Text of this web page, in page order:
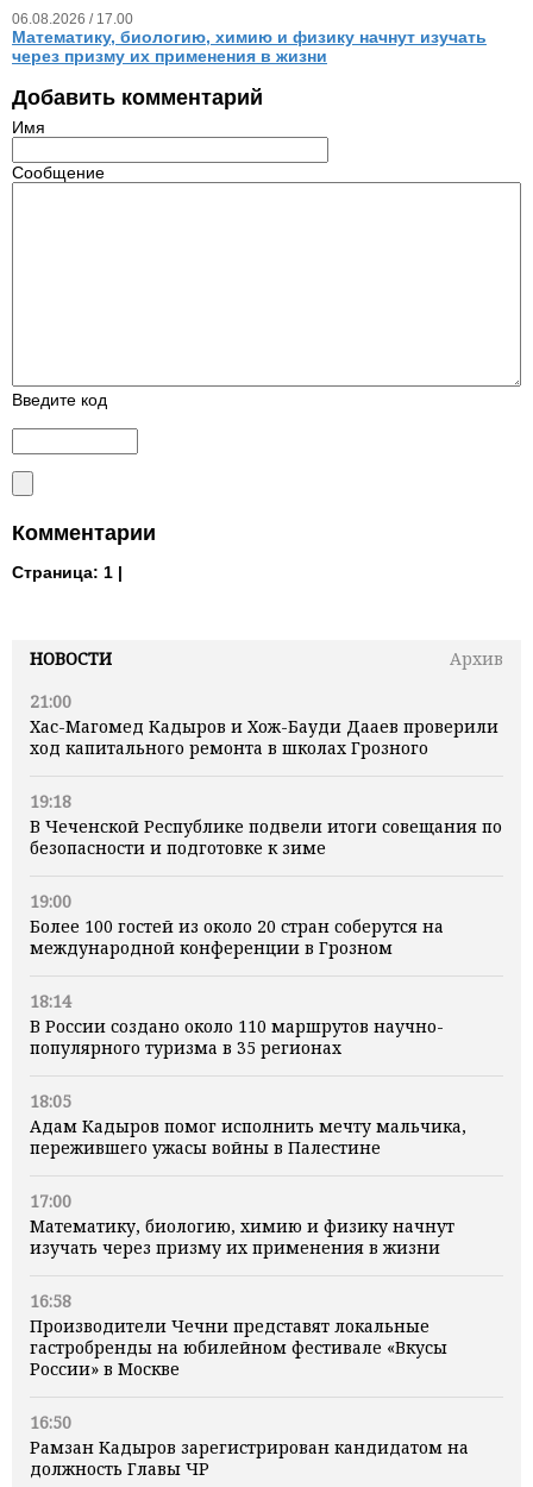
НОВОСТИ
Архив
21:00
Хас-Магомед Кадыров и Хож-Бауди Дааев проверили
ход капитального ремонта в школах Грозного
19:18
В Чеченской Республике подвели итоги совещания по
безопасности и подготовке к зиме
19:00
Более 100 гостей из около 20 стран соберутся на
международной конференции в Грозном
18:14
В России создано около 110 маршрутов научно-
популярного туризма в 35 регионах
18:05
Адам Кадыров помог исполнить мечту мальчика,
пережившего ужасы войны в Палестине
17:00
Математику, биологию, химию и физику начнут
изучать через призму их применения в жизни
16:58
Производители Чечни представят локальные
гастробренды на юбилейном фестивале «Вкусы
России» в Москве
16:50
Рамзан Кадыров зарегистрирован кандидатом на
должность Главы ЧР
06.08.2026 / 17.00
Математику, биологию, химию и физику начнут изучать
через призму их применения в жизни
Добавить комментарий
Имя
Сообщение
Введите код
Комментарии
Страница: 1 |